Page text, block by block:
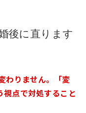
後に直ります
わりません。「変
点で対処すること